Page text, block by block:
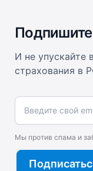
И не упускайте
страхования в
Введите свой
Мы против спама и